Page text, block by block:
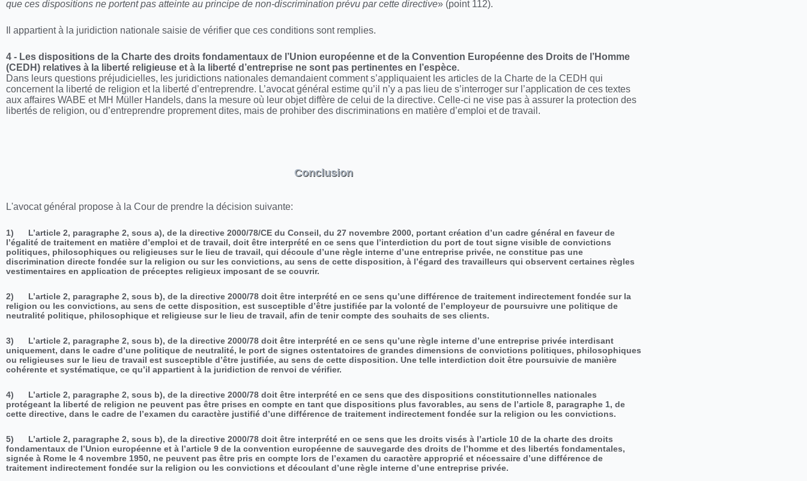
que ces dispositions ne portent pas atteinte au principe de non-discrimination prévu par cette directive» (point 112).
Il appartient à la juridiction nationale saisie de vérifier que ces conditions sont remplies.
4 - Les dispositions de la Charte des droits fondamentaux de l’Union européenne et de la Convention Européenne des Droits de l’Homme
(CEDH) relatives à la liberté religieuse et à la liberté d’entreprise ne sont pas pertinentes en l’espèce.
Dans leurs questions préjudicielles, les juridictions nationales demandaient comment s’appliquaient les articles de la Charte de la CEDH qui
concernent la liberté de religion et la liberté d’entreprendre. L’avocat général estime qu’il n’y a pas lieu de s’interroger sur l’application de ces textes
aux affaires WABE et MH Müller Handels, dans la mesure où leur objet diffère de celui de la directive. Celle-ci ne vise pas à assurer la protection des
libertés de religion, ou d’entreprendre proprement dites, mais de prohiber des discriminations en matière d’emploi et de travail.
Conclusion
L'avocat général propose à la Cour de prendre la décision suivante:
1) L’article 2, paragraphe 2, sous a), de la directive 2000/78/CE du Conseil, du 27 novembre 2000, portant création d’un cadre général en faveur de
l’égalité de traitement en matière d’emploi et de travail, doit être interprété en ce sens que l’interdiction du port de tout signe visible de convictions
politiques, philosophiques ou religieuses sur le lieu de travail, qui découle d’une règle interne d’une entreprise privée, ne constitue pas une
discrimination directe fondée sur la religion ou sur les convictions, au sens de cette disposition, à l’égard des travailleurs qui observent certaines règles
vestimentaires en application de préceptes religieux imposant de se couvrir.
2) L’article 2, paragraphe 2, sous b), de la directive 2000/78 doit être interprété en ce sens qu’une différence de traitement indirectement fondée sur la
religion ou les convictions, au sens de cette disposition, est susceptible d’être justifiée par la volonté de l’employeur de poursuivre une politique de
neutralité politique, philosophique et religieuse sur le lieu de travail, afin de tenir compte des souhaits de ses clients.
3) L’article 2, paragraphe 2, sous b), de la directive 2000/78 doit être interprété en ce sens qu’une règle interne d’une entreprise privée interdisant
uniquement, dans le cadre d’une politique de neutralité, le port de signes ostentatoires de grandes dimensions de convictions politiques, philosophiques
ou religieuses sur le lieu de travail est susceptible d’être justifiée, au sens de cette disposition. Une telle interdiction doit être poursuivie de manière
cohérente et systématique, ce qu’il appartient à la juridiction de renvoi de vérifier.
4) L’article 2, paragraphe 2, sous b), de la directive 2000/78 doit être interprété en ce sens que des dispositions constitutionnelles nationales
protégeant la liberté de religion ne peuvent pas être prises en compte en tant que dispositions plus favorables, au sens de l’article 8, paragraphe 1, de
cette directive, dans le cadre de l’examen du caractère justifié d’une différence de traitement indirectement fondée sur la religion ou les convictions.
5) L’article 2, paragraphe 2, sous b), de la directive 2000/78 doit être interprété en ce sens que les droits visés à l’article 10 de la charte des droits
fondamentaux de l’Union européenne et à l’article 9 de la convention européenne de sauvegarde des droits de l’homme et des libertés fondamentales,
signée à Rome le 4 novembre 1950, ne peuvent pas être pris en compte lors de l’examen du caractère approprié et nécessaire d’une différence de
traitement indirectement fondée sur la religion ou les convictions et découlant d’une règle interne d’une entreprise privée.